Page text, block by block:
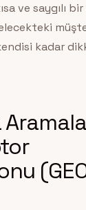
ve saygılı bir
kadar